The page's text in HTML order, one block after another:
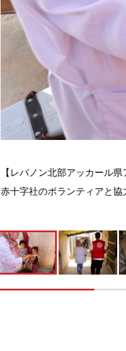
【レバノン北部アッカール
赤十字社のボランティアと